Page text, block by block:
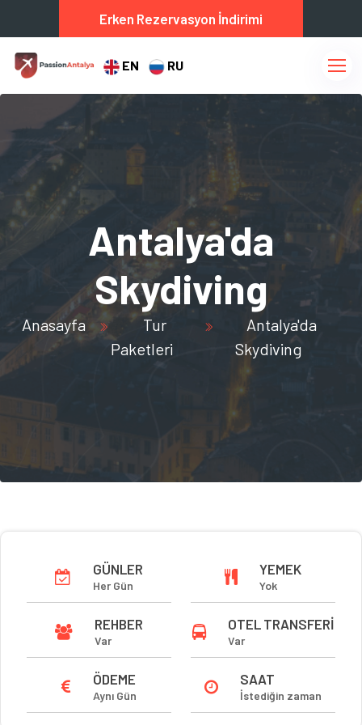
Erken Rezervasyon İndirimi
EN RU
Antalya'da
Skydiving
Anasayfa
Tur
Paketleri
Antalya'da
Skydiving
GÜNLER
Her Gün
YEMEK
Yok
REHBER
Var
OTEL TRANSFERI
Var
ÖDEME
Aynı Gün
SAAT
İstediğin zaman